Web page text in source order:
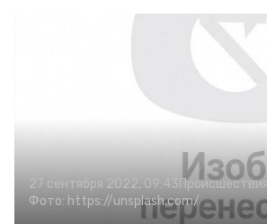
27 сентября 2022, 09:43Происшествия
Фото: https://unsplash.com/